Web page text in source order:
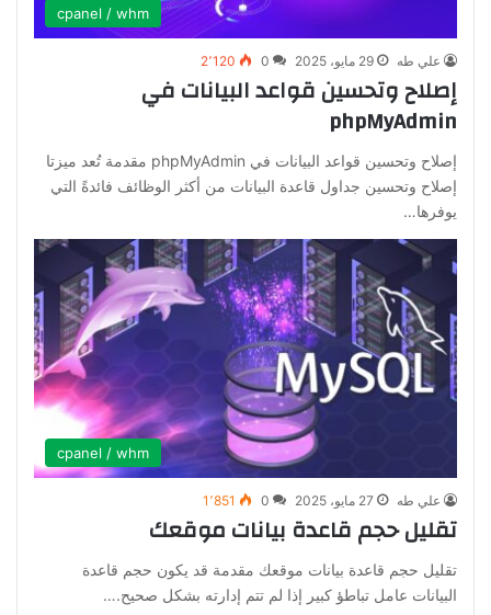
cpanel / whm
علي طه 29 مايو، 2025 0 2٬120
إصلاح وتحسين قواعد البيانات في
phpMyAdmin
إصلاح وتحسين قواعد البيانات في phpMyAdmin مقدمة تُعد ميزتا
إصلاح وتحسين جداول قاعدة البيانات من أكثر الوظائف فائدةً التي
يوفرها…
cpanel / whm
علي طه 27 مايو، 2025 0 1٬851
تقليل حجم قاعدة بيانات موقعك
تقليل حجم قاعدة بيانات موقعك مقدمة قد يكون حجم قاعدة
البيانات عامل تباطؤ كبير إذا لم تتم إدارته بشكل صحيح.…